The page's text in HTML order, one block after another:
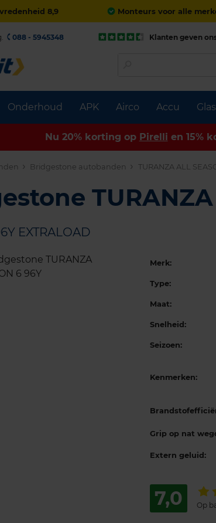
8,9 Monteurs voor alle
Onderhoud APK Airco Accu Glas
088 - 5945348 Klanten geven
Nu 20% korting op Pirelli en 15%
Bridgestone autobanden TURANZA ALL
TURANZA
EXTRALOAD
Merk:
Type:
Maat:
Snelheid:
Seizoen:
Kenmerken:
Grip op nat
Extern geluid:
7,0 Op